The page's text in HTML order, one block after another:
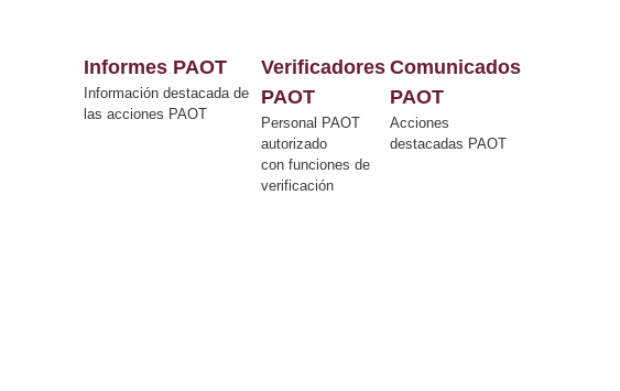
Informes PAOT
Información destacada de
las acciones PAOT
Verificadores
PAOT
Personal PAOT
autorizado
con funciones de
verificación
Comunicados
PAOT
Acciones
destacadas PAOT